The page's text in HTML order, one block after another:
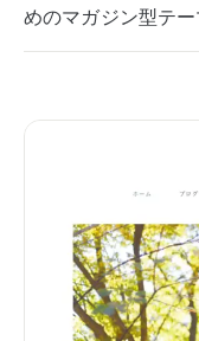
めのマガジン型テ